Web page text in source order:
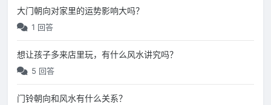
大门朝向对家里的运势影响大吗？
1 回答
想让孩子多来店里玩，有什么风水讲究吗？
5 回答
门铃朝向和风水有什么关系？